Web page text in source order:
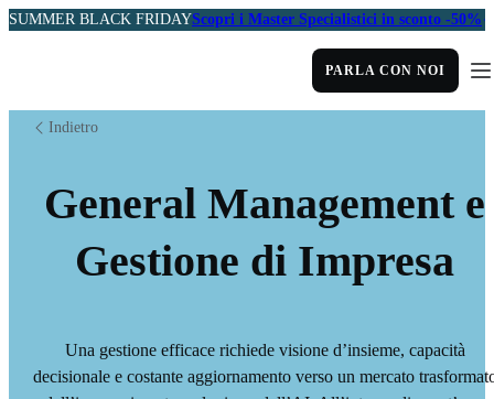
SUMMER BLACK FRIDAYScopri i Master Specialistici in sconto -50%
PARLA CON NOI
Indietro
General Management e
Gestione di Impresa
Una gestione efficace richiede visione d’insieme, capacità
decisionale e costante aggiornamento verso un mercato